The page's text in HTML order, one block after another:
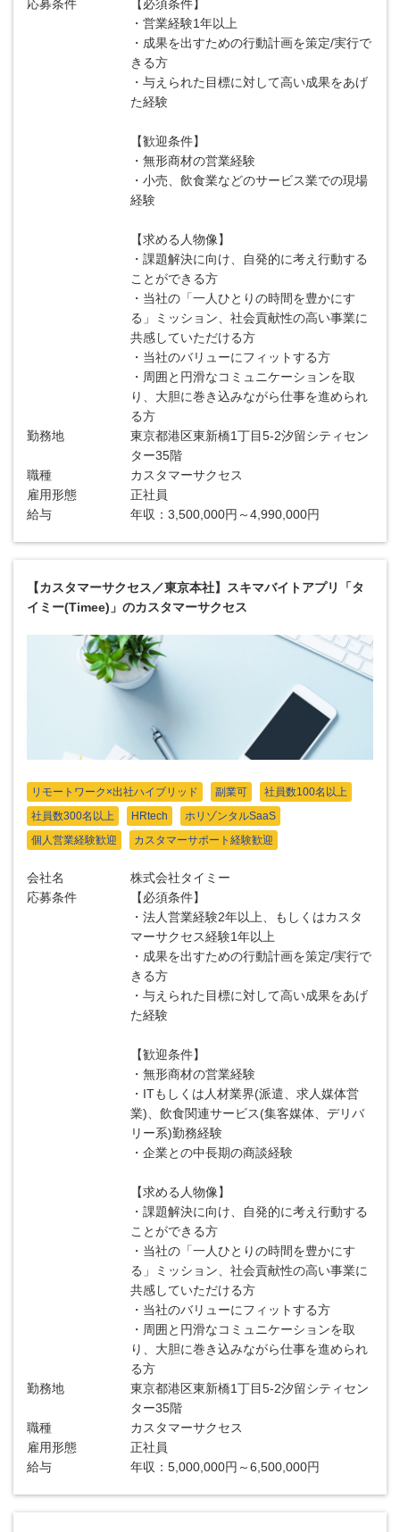
応募条件
【必須条件】
・営業経験1年以上
・成果を出すための行動計画を策定/実行で
きる方
・与えられた目標に対して高い成果をあげ
た経験
【歓迎条件】
・無形商材の営業経験
・小売、飲食業などのサービス業での現場
経験
【求める人物像】
・課題解決に向け、自発的に考え行動する
ことができる方
・当社の「一人ひとりの時間を豊かにす
る」ミッション、社会貢献性の高い事業に
共感していただける方
・当社のバリューにフィットする方
・周囲と円滑なコミュニケーションを取
り、大胆に巻き込みながら仕事を進められ
る方
勤務地
東京都港区東新橋1丁目5-2汐留シティセン
ター35階
職種
カスタマーサクセス
雇用形態
正社員
給与
年収：3,500,000円～4,990,000円
【カスタマーサクセス／東京本社】スキマバイトアプリ「タ
イミー(Timee)」のカスタマーサクセス
リモートワーク×出社ハイブリッド 副業可
社員数100名以上
社員数300名以上
HRtech
ホリゾンタルSaaS
個人営業経験歓迎
カスタマーサポート経験歓迎
会社名
株式会社タイミー
応募条件
【必須条件】
・法人営業経験2年以上、もしくはカスタ
マーサクセス経験1年以上
・成果を出すための行動計画を策定/実行で
きる方
・与えられた目標に対して高い成果をあげ
た経験
【歓迎条件】
・無形商材の営業経験
・ITもしくは人材業界(派遣、求人媒体営
業)、飲食関連サービス(集客媒体、デリバ
リー系)勤務経験
・企業との中長期の商談経験
【求める人物像】
・課題解決に向け、自発的に考え行動する
ことができる方
・当社の「一人ひとりの時間を豊かにす
る」ミッション、社会貢献性の高い事業に
共感していただける方
・当社のバリューにフィットする方
・周囲と円滑なコミュニケーションを取
り、大胆に巻き込みながら仕事を進められ
る方
勤務地
東京都港区東新橋1丁目5-2汐留シティセン
ター35階
職種
カスタマーサクセス
雇用形態
正社員
給与
年収：5,000,000円～6,500,000円